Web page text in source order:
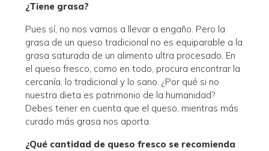
¿Tiene grasa?
Pues sí, no nos vamos a llevar a engaño. Pero la
grasa de un queso tradicional no es equiparable a la
grasa saturada de un alimento ultra procesado. En
el queso fresco, como en todo, procura encontrar la
cercanía, lo tradicional y lo sano. ¿Por qué si no
nuestra dieta es patrimonio de la humanidad?
Debes tener en cuenta que el queso, mientras más
curado más grasa nos aporta.
¿Qué cantidad de queso fresco se recomienda